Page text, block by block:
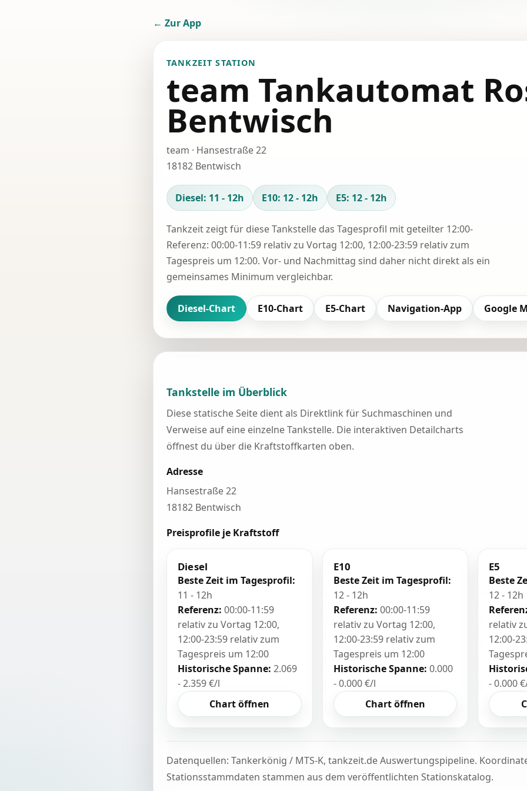
← Zur App
TANKZEIT STATION
team Tankautomat
Bentwisch
team · Hansestraße 22
18182 Bentwisch
Diesel: 11 - 12h E10: 12 - 12h E5: 12 - 12h
Tankzeit zeigt für diese Tankstelle das Tagesprofil mit geteilter 12:00-
Referenz: 00:00-11:59 relativ zu Vortag 12:00, 12:00-23:59 relativ zum
Tagespreis um 12:00. Vor- und Nachmittag sind daher nicht direkt als ein
gemeinsames Minimum vergleichbar.
Diesel-Chart E10-Chart E5-Chart Navigation-App Google
Tankstelle im Überblick
Diese statische Seite dient als Direktlink für Suchmaschinen und
Verweise auf eine einzelne Tankstelle. Die interaktiven Detailcharts
öffnest du über die Kraftstoffkarten oben.
Adresse
Hansestraße 22
18182 Bentwisch
Preisprofile je Kraftstoff
Diesel
Beste Zeit im Tagesprofil:
11 - 12h
Referenz: 00:00-11:59
relativ zu Vortag 12:00,
12:00-23:59 relativ zum
Tagespreis um 12:00
Historische Spanne: 2.069
- 2.359 €/l
Chart öffnen
E10
Beste Zeit im Tagesprofil:
12 - 12h
Referenz: 00:00-11:59
relativ zu Vortag 12:00,
12:00-23:59 relativ zum
Tagespreis um 12:00
Historische Spanne: 0.000
- 0.000 €/l
Chart öffnen
E5
Beste
12 - 12h
relativ
12:00-
- 0.000
Datenquellen: Tankerkönig / MTS-K, tankzeit.de Auswertungspipeline.
Stationsstammdaten stammen aus dem veröffentlichten Stationskatalog.